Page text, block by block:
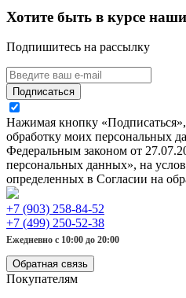
Хотите быть в курсе
Подпишитесь на рассылку
Подписаться
Нажимая кнопку «Подписаться»,
обработку моих персональных
Федеральным законом от
персональных данных», на
определенных в Согласии на
+7 (903) 258-84-52
+7 (499) 250-52-38
Ежедневно с 10:00 до 20:00
Обратная связь
Покупателям